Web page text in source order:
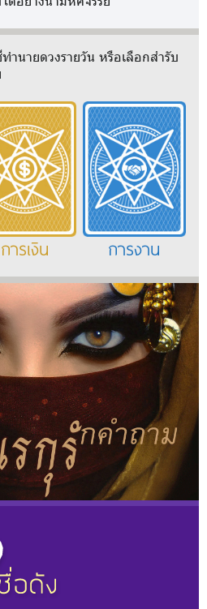
ำนายดวงรายวัน หรือเลือกสำรับ
การเงิน การงาน